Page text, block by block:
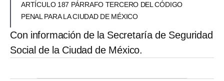
ARTÍCULO 187 PÁRRAFO TERCERO DEL CÓDIGO
PENAL PARA LA CIUDAD DE MÉXICO
Con información de la Secretaría de Seguridad
Social de la Ciudad de México.